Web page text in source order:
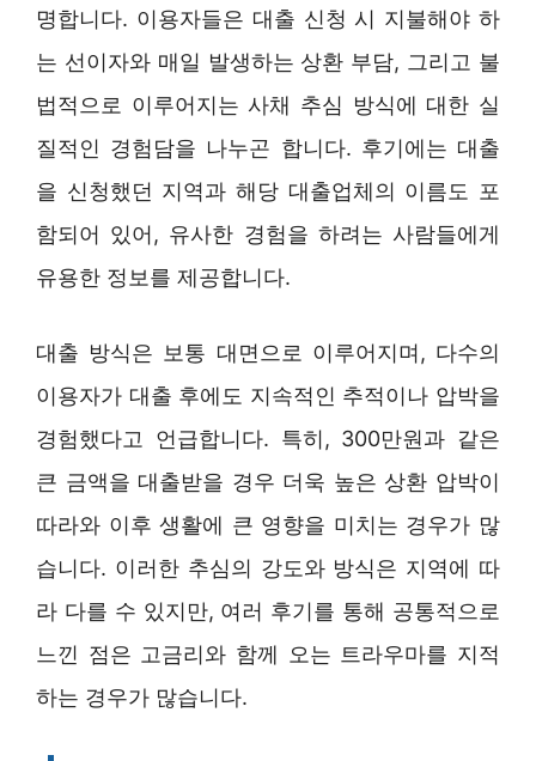
명합니다. 이용자들은 대출 신청 시 지불해야 하
는 선이자와 매일 발생하는 상환 부담, 그리고 불
법적으로 이루어지는 사채 추심 방식에 대한 실
질적인 경험담을 나누곤 합니다. 후기에는 대출
을 신청했던 지역과 해당 대출업체의 이름도 포
함되어 있어, 유사한 경험을 하려는 사람들에게
유용한 정보를 제공합니다.
대출 방식은 보통 대면으로 이루어지며, 다수의
이용자가 대출 후에도 지속적인 추적이나 압박을
경험했다고 언급합니다. 특히, 300만원과 같은
큰 금액을 대출받을 경우 더욱 높은 상환 압박이
따라와 이후 생활에 큰 영향을 미치는 경우가 많
습니다. 이러한 추심의 강도와 방식은 지역에 따
라 다를 수 있지만, 여러 후기를 통해 공통적으로
느낀 점은 고금리와 함께 오는 트라우마를 지적
하는 경우가 많습니다.